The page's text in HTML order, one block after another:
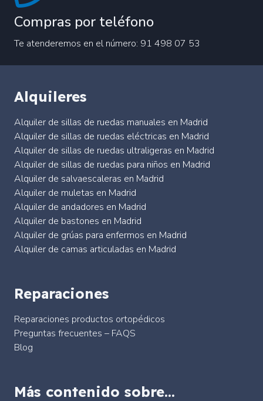
Compras por teléfono
Te atenderemos en el número: 91 498 07 53
Alquileres
Alquiler de sillas de ruedas manuales en Madrid
Alquiler de sillas de ruedas eléctricas en Madrid
Alquiler de sillas de ruedas ultraligeras en Madrid
Alquiler de sillas de ruedas para niños en Madrid
Alquiler de salvaescaleras en Madrid
Alquiler de muletas en Madrid
Alquiler de andadores en Madrid
Alquiler de bastones en Madrid
Alquiler de grúas para enfermos en Madrid
Alquiler de camas articuladas en Madrid
Reparaciones
Reparaciones productos ortopédicos
Preguntas frecuentes – FAQS
Blog
Más contenido sobre…